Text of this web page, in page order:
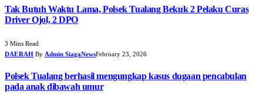
Tak Butuh Waktu Lama, Polsek Tualang Bekuk 2 Pelaku Curas
Driver Ojol, 2 DPO
3 Mins Read
DAERAH By Admin SiagaNewsFebruary 23, 2026
Polsek Tualang berhasil mengungkap kasus dugaan pencabulan
pada anak dibawah umur